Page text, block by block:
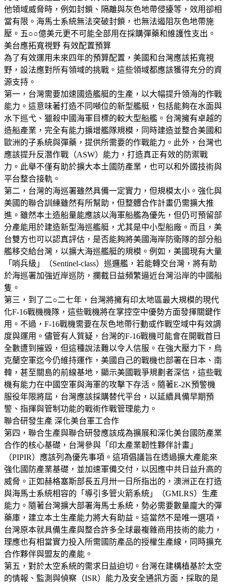
他領域威脅時，例如封鎖、隔離與灰色地帶侵擾等，效用卻相
當有限。海馬士系統無法突破封鎖，也無法遏阻灰色地帶施
壓。五○○億美元更不可能全部用在採購彈藥和維護性支出。
美台應拓寬視野 有效配置預算
為了有效運用未來四年的預算配置，美國和台灣應該拓寬視
野，設法應對所有領域的挑戰。這些領域都應該獲得充分的資
源支持。
第一，台灣需要加速國造艦艇的生產，以大幅提升領海的作戰
能力。這意味著打造不同噸位的新型艦艇，包括能夠在水面與
水下巡弋、獵殺中國海軍目標的較大型船艦。台灣擁有卓越的
造船產業，完全有能力擴增艦隊規模，同時建造並整合美國和
歐洲的子系統與彈藥，提供所需要的作戰能力。此外，台灣也
應該提升反潛作戰（ASW）能力，打造真正有效的防禦戰
力。此舉不僅有助於擴大本土國防產業，也可以和外國技術與
平台整合接軌。
第二，台灣的海巡署雖然具備一定實力，但規模太小。強化與
美國的聯合訓練雖然有所幫助，但整體合作計畫仍需擴大推
進。雖然本土造船量能應該以海軍船艦為優先，但仍可預留部
分產能用於建造新型海巡艦艇，尤其是中小型船廠。而且，美
台雙方也可以認真評估，是否能夠將美國海岸防衛隊的部分船
艦移交給台灣，以擴大海巡艦艇的規模。例如，美國現有大量
「哨兵級」（Sentinel-class）巡邏艦，若能轉交台灣，將有助
於海巡署加強近岸巡防，攔截日益頻繁逼近台灣沿岸的中國船
隻。
第三，到了二○二七年，台灣將擁有印太地區最大規模的現代
化F-16戰機機隊，這些戰機將在掌控空中優勢方面發揮關鍵作
用。不過，F-16戰機需要在灰色地帶行動或作戰空域中有效調
度與運用。儘管有人質疑，台灣的F-16戰機可能會在開戰首日
全數遭到摧毀，但這種說法難以令人信服。在強大壓力下，烏
克蘭空軍迄今仍維持運作，美國自己的戰機也部署在日本、南
韓，甚至關島的前線基地，顯示美國戰爭規劃者深信，這些戰
機有能力在中國空軍與海軍的攻擊下存活。隨著E-2K預警機
服役年限將屆，台灣應該採購替代平台，以延續具備早期預
警、指揮與管制功能的戰術作戰管理能力。
聯合研發生產 深化美台軍工合作
第四，聯合生產與聯合研發應該成為擴展和深化美台國防產業
合作的核心基礎，台灣參與「印太產業韌性夥伴計畫」
（PIPIR）應該列為優先事項。這項倡議旨在透過擴大產能來
強化國防產業基礎，並加速軍備交付，以因應中共日益升高的
威脅。正如赫格塞斯部長五月卅一日所指出的，澳洲正在打造
與海馬士系統相容的「導引多管火箭系統」（GMLRS）生產
能力。隨著台灣擴大部署海馬士系統，勢必需要數量龐大的彈
藥庫，建立本土生產能力將大有助益。這當然不是唯一選項，
台灣原本就具備生產與整合許多全球最複雜商用技術的能力，
理應也有相當實力投入所需國防產品的授權生產線，同時擴充
合作夥伴與盟友的產能。
第五，對於太空系統的需求日益迫切。台灣在建構植基於太空
的情報、監測與偵察（ISR）能力及安全通訊方面，採取的是